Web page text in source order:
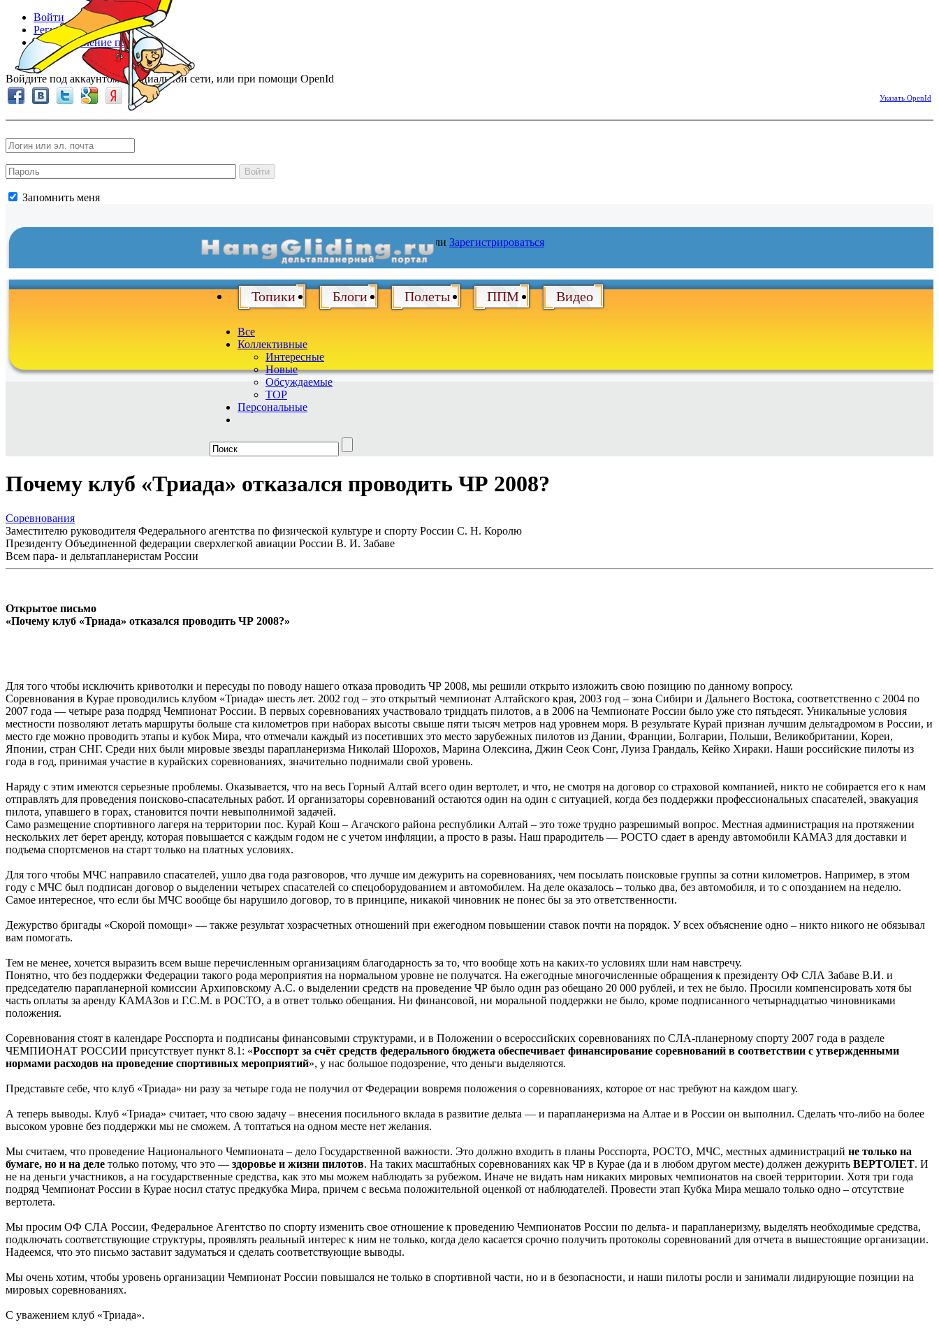
Войти
Регистрация
Восстановление пароля
Войдите под аккаунтом в социальной сети, или при помощи OpenId
Указать OpenId
Войти
Запомнить меня
Войтиили Зарегистрироваться
Топики Блоги Полеты ППМ Видео
Все
Коллективные
Интересные
Новые
Обсуждаемые
TOP
Персональные
Почему клуб «Триада» отказался проводить ЧР 2008?
Соревнования
Заместителю руководителя Федерального агентства по физической культуре и спорту России С. Н. Королю
Президенту Объединенной федерации сверхлегкой авиации России В. И. Забаве
Всем пара- и дельтапланеристам России
Открытое письмо
«Почему клуб «Триада» отказался проводить ЧР 2008?»
Для того чтобы исключить кривотолки и пересуды по поводу нашего отказа проводить ЧР 2008, мы решили открыто изложить свою позицию по данному вопросу.
Соревнования в Курае проводились клубом «Триада» шесть лет. 2002 год – это открытый чемпионат Алтайского края, 2003 год – зона Сибири и Дальнего Востока, соответственно с 2004 по
2007 года — четыре раза подряд Чемпионат России. В первых соревнованиях участвовало тридцать пилотов, а в 2006 на Чемпионате России было уже сто пятьдесят. Уникальные условия
местности позволяют летать маршруты больше ста километров при наборах высоты свыше пяти тысяч метров над уровнем моря. В результате Курай признан лучшим дельтадромом в России, и
место где можно проводить этапы и кубок Мира, что отмечали каждый из посетивших это место зарубежных пилотов из Дании, Франции, Болгарии, Польши, Великобритании, Кореи,
Японии, стран СНГ. Среди них были мировые звезды парапланеризма Николай Шорохов, Марина Олексина, Джин Сеок Сонг, Луиза Грандаль, Кейко Хираки. Наши российские пилоты из
года в год, принимая участие в курайских соревнованиях, значительно поднимали свой уровень.
Наряду с этим имеются серьезные проблемы. Оказывается, что на весь Горный Алтай всего один вертолет, и что, не смотря на договор со страховой компанией, никто не собирается его к нам
отправлять для проведения поисково-спасательных работ. И организаторы соревнований остаются один на один с ситуацией, когда без поддержки профессиональных спасателей, эвакуация
пилота, упавшего в горах, становится почти невыполнимой задачей.
Само размещение спортивного лагеря на территории пос. Курай Кош – Агачского района республики Алтай – это тоже трудно разрешимый вопрос. Местная администрация на протяжении
нескольких лет берет аренду, которая повышается с каждым годом не с учетом инфляции, а просто в разы. Наш прародитель — РОСТО сдает в аренду автомобили КАМАЗ для доставки и
подъема спортсменов на старт только на платных условиях.
Для того чтобы МЧС направило спасателей, ушло два года разговоров, что лучше им дежурить на соревнованиях, чем посылать поисковые группы за сотни километров. Например, в этом
году с МЧС был подписан договор о выделении четырех спасателей со спецоборудованием и автомобилем. На деле оказалось – только два, без автомобиля, и то с опозданием на неделю.
Самое интересное, что если бы МЧС вообще бы нарушило договор, то в принципе, никакой чиновник не понес бы за это ответственности.
Дежурство бригады «Скорой помощи» — также результат хозрасчетных отношений при ежегодном повышении ставок почти на порядок. У всех объяснение одно – никто никого не обязывал
вам помогать.
Тем не менее, хочется выразить всем выше перечисленным организациям благодарность за то, что вообще хоть на каких-то условиях шли нам навстречу.
Понятно, что без поддержки Федерации такого рода мероприятия на нормальном уровне не получатся. На ежегодные многочисленные обращения к президенту ОФ СЛА Забаве В.И. и
председателю парапланерной комиссии Архиповскому А.С. о выделении средств на проведение ЧР было один раз обещано 20 000 рублей, и тех не было. Просили компенсировать хотя бы
часть оплаты за аренду КАМАЗов и Г.С.М. в РОСТО, а в ответ только обещания. Ни финансовой, ни моральной поддержки не было, кроме подписанного четырнадцатью чиновниками
положения.
Соревнования стоят в календаре Росспорта и подписаны финансовыми структурами, и в Положении о всероссийских соревнованиях по СЛА-планерному спорту 2007 года в разделе
ЧЕМПИОНАТ РОССИИ присутствует пункт 8.1: «Росспорт за счёт средств федерального бюджета обеспечивает финансирование соревнований в соответствии с утвержденными
нормами расходов на проведение спортивных мероприятий», у нас большое подозрение, что деньги выделяются.
Представьте себе, что клуб «Триада» ни разу за четыре года не получил от Федерации вовремя положения о соревнованиях, которое от нас требуют на каждом шагу.
А теперь выводы. Клуб «Триада» считает, что свою задачу – внесения посильного вклада в развитие дельта — и парапланеризма на Алтае и в России он выполнил. Сделать что-либо на более
высоком уровне без поддержки мы не сможем. А топтаться на одном месте нет желания.
Мы считаем, что проведение Национального Чемпионата – дело Государственной важности. Это должно входить в планы Росспорта, РОСТО, МЧС, местных администраций не только на
бумаге, но и на деле только потому, что это — здоровье и жизни пилотов. На таких масштабных соревнованиях как ЧР в Курае (да и в любом другом месте) должен дежурить ВЕРТОЛЕТ. И
не на деньги участников, а на государственные средства, как это мы можем наблюдать за рубежом. Иначе не видать нам никаких мировых чемпионатов на своей территории. Хотя три года
подряд Чемпионат России в Курае носил статус предкубка Мира, причем с весьма положительной оценкой от наблюдателей. Провести этап Кубка Мира мешало только одно – отсутствие
вертолета.
Мы просим ОФ СЛА России, Федеральное Агентство по спорту изменить свое отношение к проведению Чемпионатов России по дельта- и парапланеризму, выделять необходимые средства,
подключать соответствующие структуры, проявлять реальный интерес к ним не только, когда дело касается срочно получить протоколы соревнований для отчета в вышестоящие организации.
Надеемся, что это письмо заставит задуматься и сделать соответствующие выводы.
Мы очень хотим, чтобы уровень организации Чемпионат России повышался не только в спортивной части, но и в безопасности, и наши пилоты росли и занимали лидирующие позиции на
мировых соревнованиях.
С уважением клуб «Триада».